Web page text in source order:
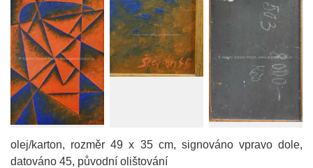
olej/karton, rozměr 49 x 35 cm, signováno vpravo dole,
datováno 45, původní olištování